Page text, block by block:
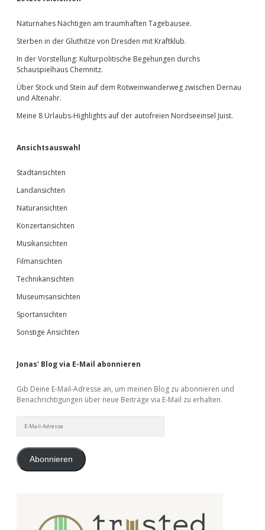
Naturnahes Nächtigen am traumhaften Tagebausee.
Sterben in der Gluthitze von Dresden mit Kraftklub.
In der Vorstellung: Kulturpolitische Begehungen durchs
Schauspielhaus Chemnitz.
Über Stock und Stein auf dem Rotweinwanderweg zwischen Dernau
und Altenahr.
Meine 8 Urlaubs-Highlights auf der autofreien Nordseeinsel Juist.
Ansichtsauswahl
Stadtansichten
Landansichten
Naturansichten
Konzertansichten
Musikansichten
Filmansichten
Technikansichten
Museumsansichten
Sportansichten
Sonstige Ansichten
Jonas' Blog via E-Mail abonnieren
Gib Deine E-Mail-Adresse an, um meinen Blog zu abonnieren und
Benachrichtigungen über neue Beiträge via E-Mail zu erhalten.
Mail-
Abonnieren